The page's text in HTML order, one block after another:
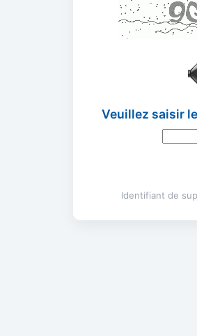
Veuillez saisir
Identifiant de